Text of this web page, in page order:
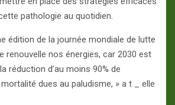
pathologie au quotidien.
édition de la journée mondiale de lutte
renouvelle nos énergies, car 2030 est
réduction d’au moins 90% de
dues au paludisme, » a t _ elle